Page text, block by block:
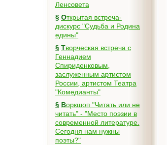
Ленсовета
§ Открытая встреча-
дискурс "Судьба и Родина
едины"
§ Творческая встреча с
Геннадием
Спириденковым,
заслуженным артистом
России, артистом Театра
"Комедианты"
§ Воркшоп "Читать или не
читать" - "Место поэзии в
современной литературе.
Сегодня нам нужны
поэты?"